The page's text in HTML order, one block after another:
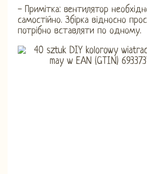
- Примітка: вентилятор
самостійно. Збірка відносно
потрібно вставляти по одному.